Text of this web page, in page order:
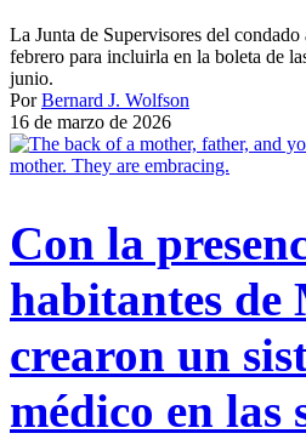
La Junta de Supervisores del condado
febrero para incluirla en la boleta de
junio.
PorBernard J. Wolfson
16 de marzo de 2026
Con la
habitantes de
crearon un
médico en las